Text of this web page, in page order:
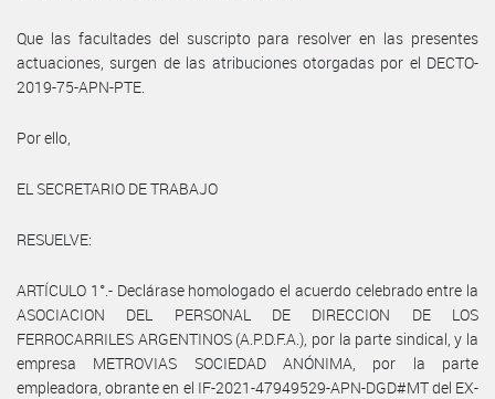
Que las facultades del suscripto para resolver en las presentes
actuaciones, surgen de las atribuciones otorgadas por el DECTO-
2019-75-APN-PTE.
Por ello,
EL SECRETARIO DE TRABAJO
RESUELVE:
ARTÍCULO 1°.- Declárase homologado el acuerdo celebrado entre la
ASOCIACION DEL PERSONAL DE DIRECCION DE LOS
FERROCARRILES ARGENTINOS (A.P.D.F.A.), por la parte sindical, y la
empresa METROVIAS SOCIEDAD ANÓNIMA, por la parte
empleadora, obrante en el IF-2021-47949529-APN-DGD#MT del EX-